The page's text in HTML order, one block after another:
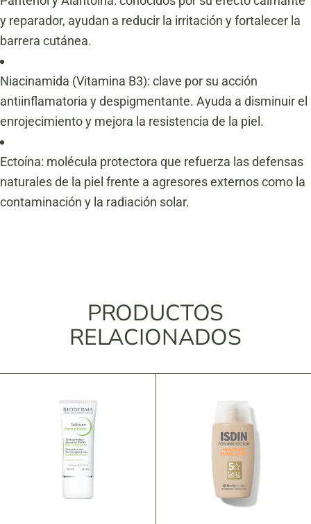
y reparador, ayudan a reducir la irritación y fortalecer la
barrera cutánea.
Niacinamida (Vitamina B3): clave por su acción
antiinflamatoria y despigmentante. Ayuda a disminuir el
enrojecimiento y mejora la resistencia de la piel.
Ectoína: molécula protectora que refuerza las defensas
naturales de la piel frente a agresores externos como la
contaminación y la radiación solar.
PRODUCTOS
RELACIONADOS